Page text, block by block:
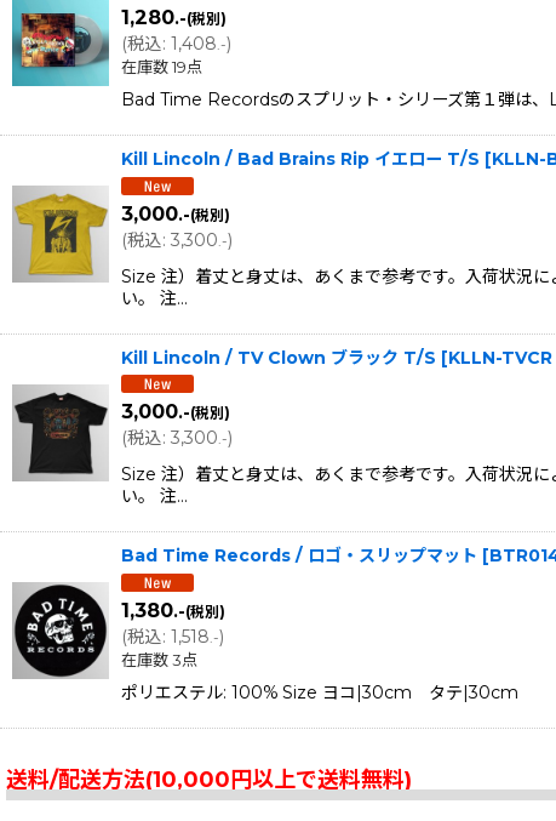
1,280.-(税別)
(税込: 1,408.-)
在庫数 19点
Bad Time Recordsのスプリット・シリーズ第１弾は
Kill Lincoln / Bad Brains Rip イエロー T/S [KLLN-
3,000.-(税別)
(税込: 3,300 .-)
Size 注）着丈と身丈は、あくまで参考です。入荷状況
い。 注…
Kill Lincoln / TV Clown ブラック T/S [KLLN-
3,000.-(税別)
(税込: 3,300.-)
Size 注）着丈と身丈は、あくまで参考です。入荷状況
い。 注…
Bad Time Records / ロゴ・スリップマット [
1,380.-(税別)
(税込: 1,518.-)
在庫数 3点
ポリエステル: 100% Size ヨコ|30cm タテ|30cm
送料/配送方法(10,000円以上で送料無料)